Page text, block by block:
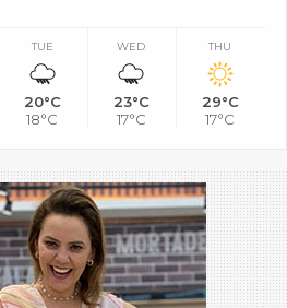
TUE
20°C
18°C
WED
23°C
17°C
THU
29°C
17°C